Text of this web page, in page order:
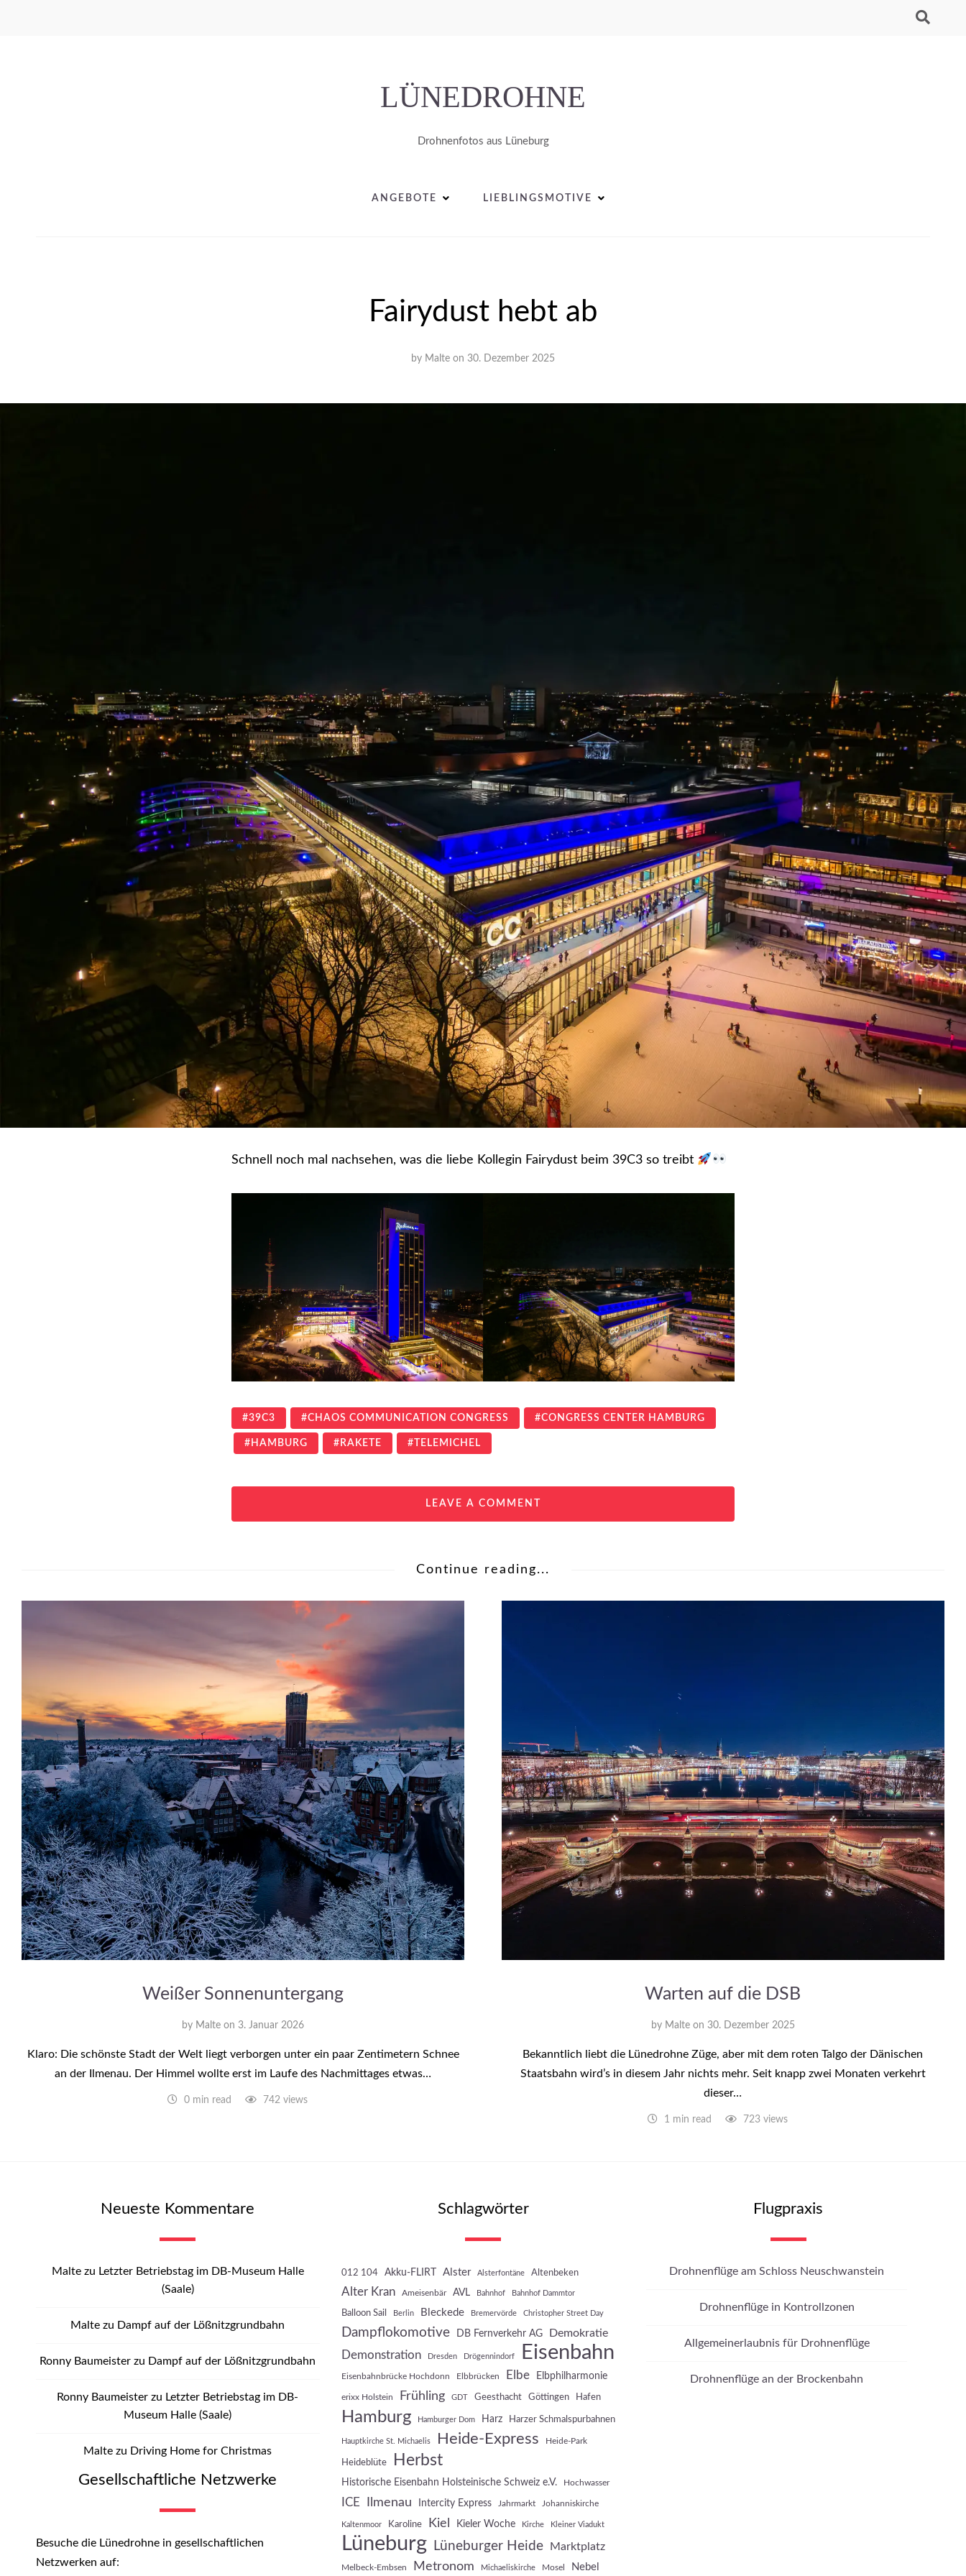
LÜNEDROHNE
Drohnenfotos aus Lüneburg
ANGEBOTE LIEBLINGSMOTIVE
Fairydust hebt ab
by Malte on 30. Dezember 2025
Schnell noch mal nachsehen, was die liebe Kollegin Fairydust beim 39C3 so treibt
39C3 CHAOS COMMUNICATION CONGRESS CONGRESS CENTER HAMBURG
HAMBURG RAKETE TELEMICHEL
LEAVE A COMMENT
Continue reading...
Weißer Sonnenuntergang
by Malte on3. Januar 2026
Klaro: Die schönste Stadt der Welt liegt verborgen unter ein paar Zentimetern Schnee
an der Ilmenau. Der Himmel wollte erst im Laufe des Nachmittages etwas…
0 min read 742 views
Warten auf die DSB
by Malte on 30. Dezember 2025
Bekanntlich liebt die Lünedrohne Züge, aber mit dem roten Talgo der Dänischen
Staatsbahn wird’s in diesem Jahr nichts mehr. Seit knapp zwei Monaten verkehrt
dieser…
1 min read 723 views
Neueste Kommentare
Maltezu Letzter Betriebstag im DB-Museum Halle
(Saale)
Malte zu Dampf auf der Lößnitzgrundbahn
Ronny Baumeister zu Dampf auf der Lößnitzgrundbahn
Ronny Baumeister zu Letzter Betriebstag im DB-
Museum Halle (Saale)
Malte zu Driving Home for Christmas
Gesellschaftliche Netzwerke
Besuche die Lünedrohne in gesellschaftlichen
Netzwerken auf:
Schlagwörter
012 104 Akku-FLIRT Alster Alsterfontäne Altenbeken
Alter Kran Ameisenbär AVL Bahnhof Bahnhof Dammtor
Balloon Sail Berlin Bleckede Bremervörde Christopher Street Day
Dampflokomotive DB Fernverkehr AG Demokratie
Demonstration Dresden Drögennindorf Eisenbahn
Eisenbahnbrücke Hochdonn Elbbrücken Elbe Elbphilharmonie
erixx Holstein Frühling GDT Geesthacht Göttingen Hafen
Hamburg Hamburger Dom Harz Harzer Schmalspurbahnen
Hauptkirche St. Michaelis Heide-Express Heide-Park
Heideblüte Herbst
Historische Eisenbahn Holsteinische Schweiz e.V. Hochwasser
ICE Ilmenau Intercity Express Jahrmarkt Johanniskirche
Kaltenmoor Karoline Kiel Kieler Woche Kirche Kleiner Viadukt
Lüneburg Lüneburger Heide Marktplatz
Melbeck-Embsen Metronom Michaeliskirche Mosel Nebel
Flugpraxis
Drohnenflüge am Schloss Neuschwanstein
Drohnenflüge in Kontrollzonen
Allgemeinerlaubnis für Drohnenflüge
Drohnenflüge an der Brockenbahn